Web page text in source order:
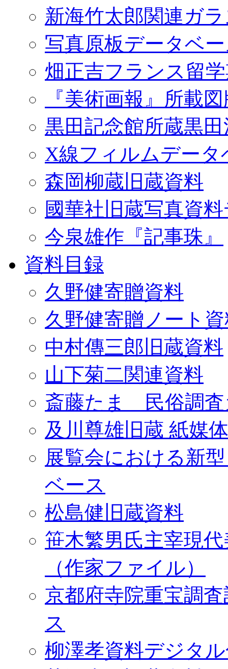
新海竹太郎関連ガ
写真原板データベ
畑正吉フランス留
『美術画報』所載
黒田記念館所蔵黒
X線フィルムデータ
森岡柳蔵旧蔵資料
國華社旧蔵写真資
今泉雄作『記事珠』
資料目録
久野健寄贈資料
久野健寄贈ノート
中村傳三郎旧蔵資料
山下菊二関連資料
斎藤たま 民俗調査
及川尊雄旧蔵 紙媒
展覧会における新
ベース
松島健旧蔵資料
笹木繁男氏主宰現
（作家ファイル）
京都府寺院重宝調
ス
柳澤孝資料デジタ